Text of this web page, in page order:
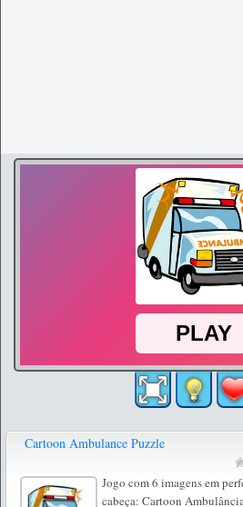
Cartoon Ambulance Puzzle
Jogo com 6 imagens em
cabeça: Cartoon